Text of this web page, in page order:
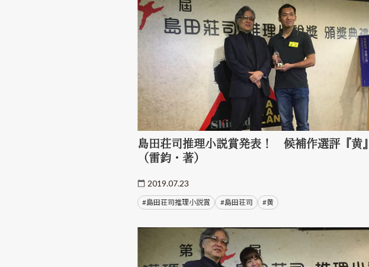
島田荘司推理小説賞発表！ 候補作選評『黄』
（雷鈞・著）
2019.07.23
#島田荘司推理小説賞 #島田荘司 #黄